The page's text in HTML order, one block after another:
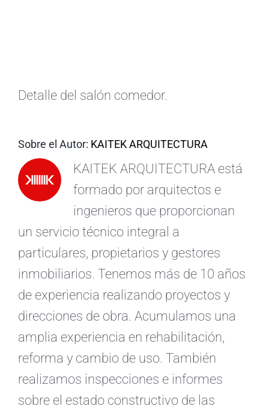
Detalle del salón comedor.
Sobre el Autor: KAITEK ARQUITECTURA
KAITEK ARQUITECTURA está
formado por arquitectos e
ingenieros que proporcionan
un servicio técnico integral a
particulares, propietarios y gestores
inmobiliarios. Tenemos más de 10 años
de experiencia realizando proyectos y
direcciones de obra. Acumulamos una
amplia experiencia en rehabilitación,
reforma y cambio de uso. También
realizamos inspecciones e informes
sobre el estado constructivo de las